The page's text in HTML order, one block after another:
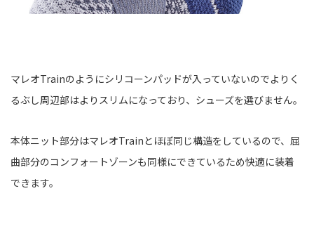
マレオTrainのようにシリコーンパッドが入っていないのでよりく
るぶし周辺部はよりスリムになっており、シューズを選びません。
本体ニット部分はマレオTrainとほぼ同じ構造をしているので、屈
曲部分のコンフォートゾーンも同様にできているため快適に装着
できます。